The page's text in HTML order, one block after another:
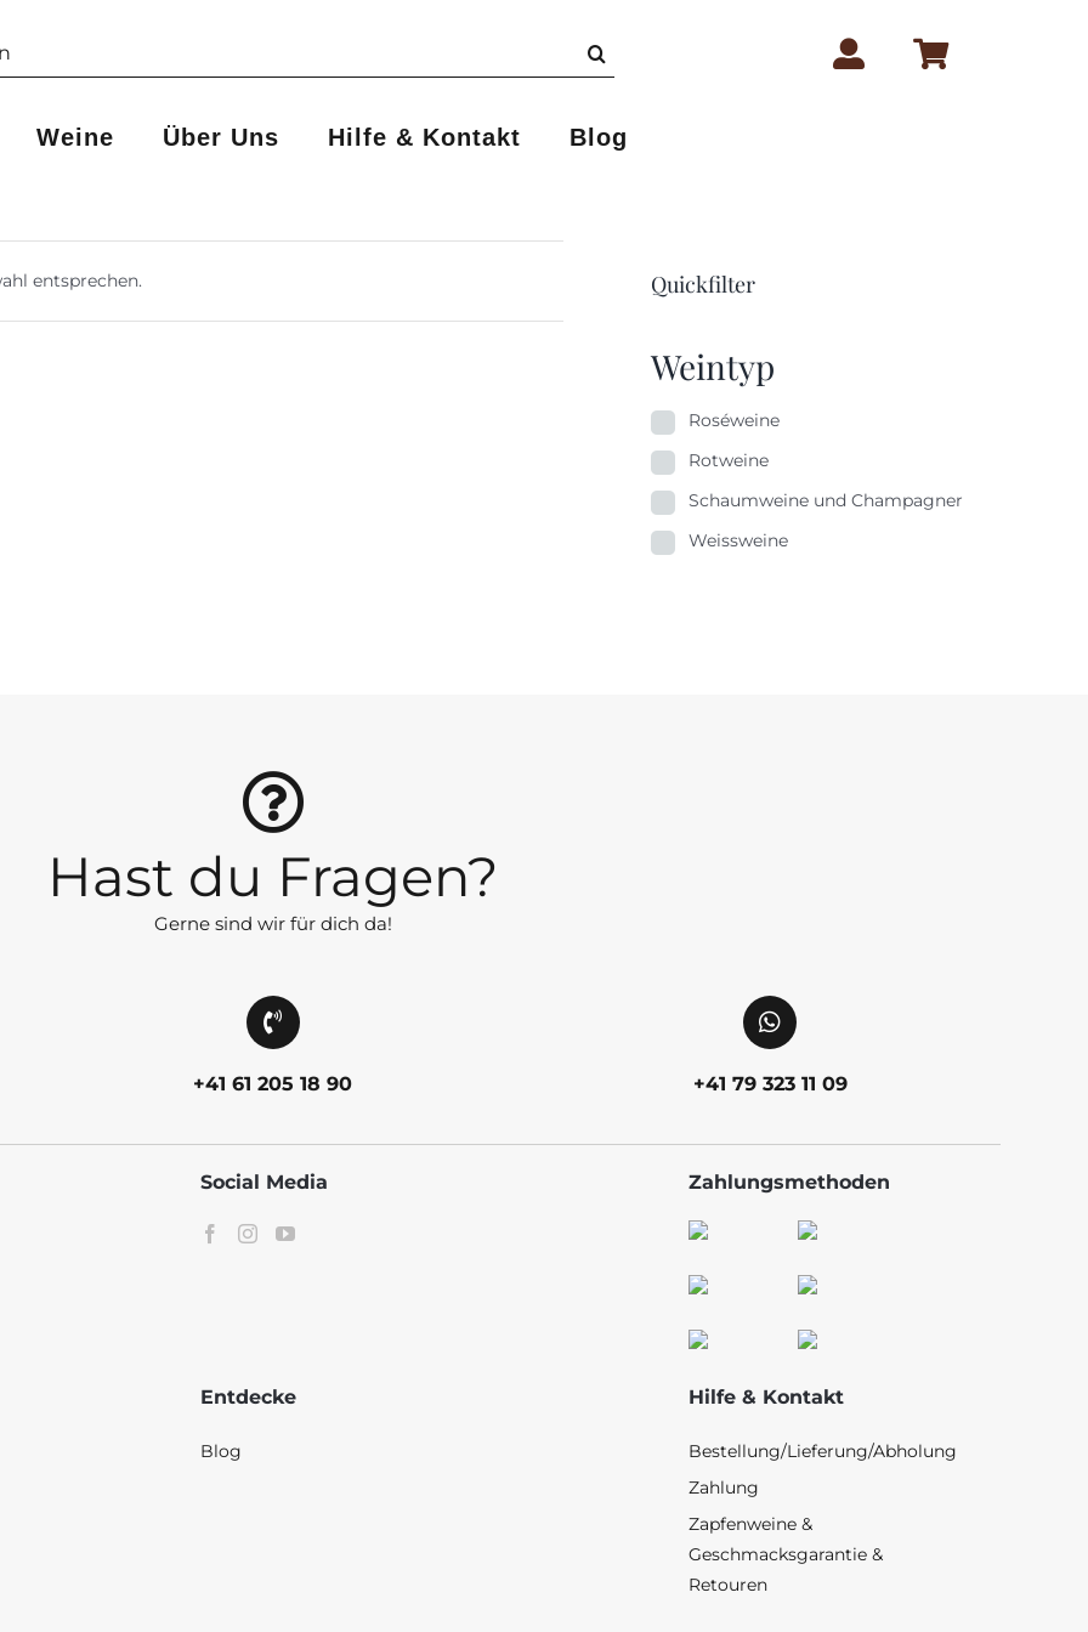
Weine Über Uns Hilfe & Kontakt Blog
entsprechen. Quickfilter
Weintyp
Roséweine
Rotweine
Schaumweine und Champagner
Weissweine
Hast du Fragen?
Gerne sind wir für dich da!
+41 61 205 18 90 +41 79 323 11 09
Social Media Zahlungsmethoden
Entdecke
Blog
Hilfe & Kontakt
Bestellung/Lieferung/Abholung
Zahlung
Zapfenweine &
Geschmacksgarantie &
Retouren